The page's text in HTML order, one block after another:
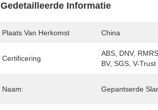
Gedetailleerde Informatie
Plaats Van Herkomst China
Certificering
ABS, DNV,
BV, SGS, V-Trust
Naam: Gepantserde